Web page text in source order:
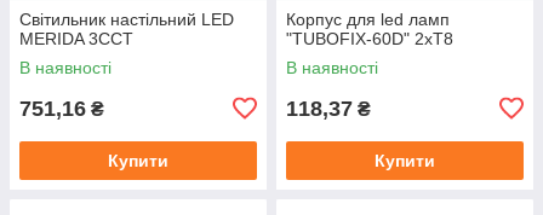
Світильник настільний LED
MERIDA 3CCT
В наявності
751,16 ₴
Купити
Корпус для led ламп
"TUBOFIX-60D" 2xT8
В наявності
118,37 ₴
Купити